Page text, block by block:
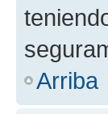
Arriba